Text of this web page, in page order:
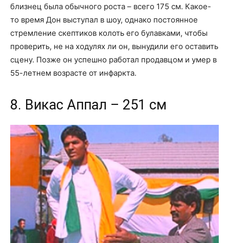
близнец была обычного роста – всего 175 см. Какое-
то время Дон выступал в шоу, однако постоянное
стремление скептиков колоть его булавками, чтобы
проверить, не на ходулях ли он, вынудили его оставить
сцену. Позже он успешно работал продавцом и умер в
55-летнем возрасте от инфаркта.
8. Викас Аппал – 251 см